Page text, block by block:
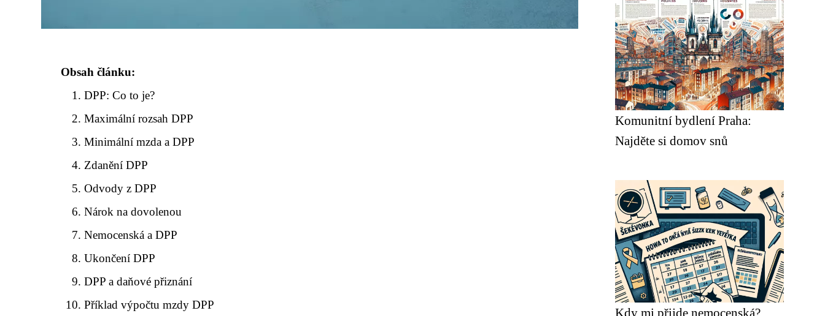
Obsah článku:
DPP: Co to je?
Maximální rozsah DPP
Minimální mzda a DPP
Zdanění DPP
Odvody z DPP
Nárok na dovolenou
Nemocenská a DPP
Ukončení DPP
DPP a daňové přiznání
Příklad výpočtu mzdy DPP
Komunitní bydlení Praha:
Najděte si domov snů
Kdy mi přijde nemocenská?